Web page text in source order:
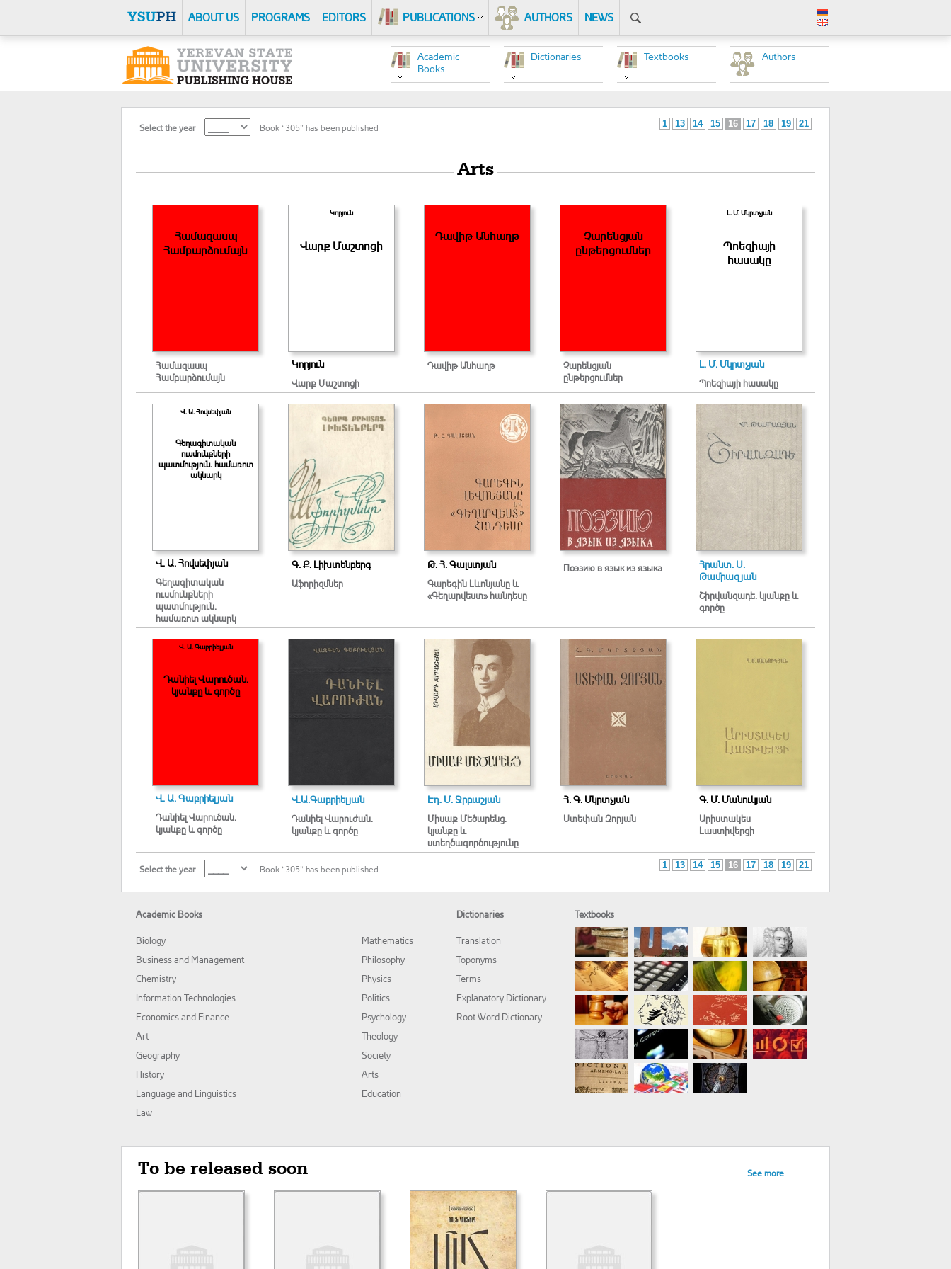
ABOUT US PROGRAMS EDITORS PUBLICATIONS AUTHORS NEWS
Authors
Textbooks
Dictionaries
Academic
Books
Select the year Book “305” has been published 1 13 14 15 16 17 18 19 21
Arts
Համազասպ
Համբարձումայն
Համազասպ
Համբարձումայն
Կորյուն
Վարք Մաշտոցի
Կորյուն
Վարք Մաշտոցի
Դավիթ Անհաղթ
Դավիթ Անհաղթ
Չարենցյան
ընթերցումներ
Չարենցյան
ընթերցումներ
Լ. Մ. Մկրտչյան
Պոեզիայի
հասակը
Լ. Մ. Մկրտչյան
Պոեզիայի հասակը
Վ. Ա. Հովսեփյան
Գեղագիտական
ուսմունքների
պատմություն. համառոտ
ակնարկ
Վ. Ա. Հովսեփյան
Գեղագիտական
ուսմունքների
պատմություն.
համառոտ ակնարկ
Գ. Ք. Լիխտենբերգ
Աֆորիզմներ
Թ. Հ. Գալստյան
Գարեգին Լևոնյանը և
«Գեղարվեստ» հանդեսը
Поэзию в язык из языка
Հրանտ. Ս.
Թամրազյան
Շիրվանզադե. կյանքը և
գործը
Վ. Ա. Գաբրիելյան
Դանիել Վարուծան.
կյանքը և գործը
Վ. Ա. Գաբրիելյան
Դանիել Վարուծան.
կյանքը և գործը
Վ.Ա.Գաբրիելյան
Դանիել Վարուժան.
կյանքը և գործը
Էդ. Մ. Ջրբաշյան
Միսաք Մեծարենց.
կյանքը և
ստեղծագործությունը
Հ. Գ. Մկրտչյան
Ստեփան Զորյան
Գ. Մ. Մանուկյան
Արիստակես
Լաստիվերցի
Select the year Book “305” has been published 1 13 14 15 16 17 18 19 21
Academic Books
Biology
Business and Management
Chemistry
Information Technologies
Economics and Finance
Art
Geography
History
Language and Linguistics
Law
Mathematics
Philosophy
Physics
Politics
Psychology
Theology
Society
Arts
Education
Dictionaries
Translation
Toponyms
Terms
Explanatory Dictionary
Root Word Dictionary
Textbooks
To be released soon See more